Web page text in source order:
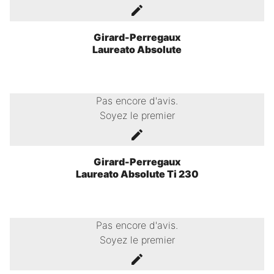
Girard-Perregaux
Laureato Absolute
Pas encore d'avis.
Soyez le premier
Girard-Perregaux
Laureato Absolute Ti 230
Pas encore d'avis.
Soyez le premier